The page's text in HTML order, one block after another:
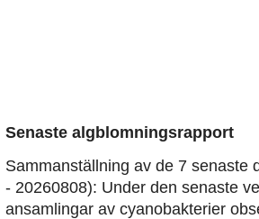
Senaste algblomningsrapport
Sammanställning av de 7 senaste
- 20260808): Under den senaste
ansamlingar av cyanobakterier